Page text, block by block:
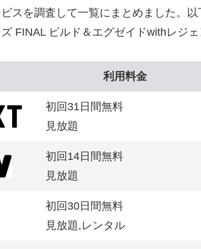
スを調査して一覧にまとめました。
FINAL ビルド＆エグゼイドwithレジ
利用料金
初回31日間無料
見放題
初回14日間無料
見放題
初回30日間無料
見放題,レンタル